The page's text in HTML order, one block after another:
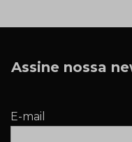
Assine nossa
E-mail